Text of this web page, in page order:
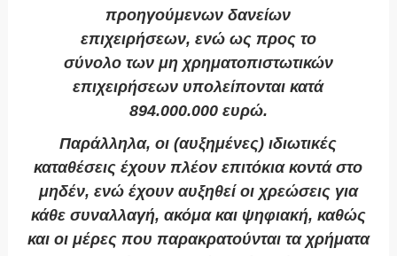
προηγούμενων δανείων
επιχειρήσεων, ενώ ως προς το
σύνολο των μη χρηματοπιστωτικών
επιχειρήσεων υπολείπονται κατά
894.000.000 ευρώ.
Παράλληλα, οι (αυξημένες) ιδιωτικές
καταθέσεις έχουν πλέον επιτόκια κοντά στο
μηδέν, ενώ έχουν αυξηθεί οι χρεώσεις για
κάθε συναλλαγή, ακόμα και ψηφιακή, καθώς
και οι μέρες που παρακρατούνται τα χρήματα